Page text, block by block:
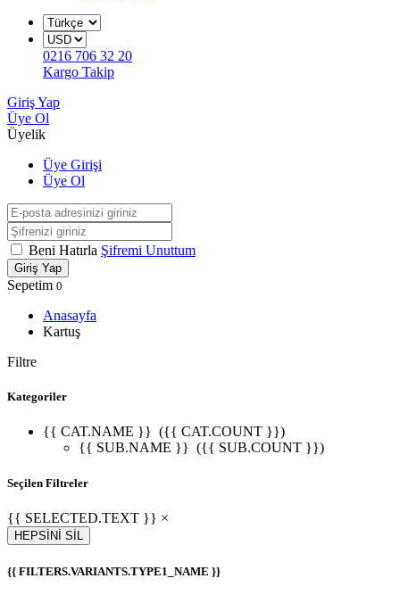
0216 706 32 20
Kargo Takip
Giriş Yap
Üye Ol
Üyelik
Üye Girişi
Üye Ol
Beni Hatırla Şifremi Unuttum
Giriş Yap
Sepetim 0
Anasayfa
Kartuş
Filtre
Kategoriler
{{ CAT.NAME }} ({{ CAT.COUNT }})
{{ SUB.NAME }} ({{ SUB.COUNT }})
Seçilen Filtreler
{{ SELECTED.TEXT }} ×
HEPSİNİ SİL
{{ FILTERS.VARIANTS.TYPE1_NAME }}